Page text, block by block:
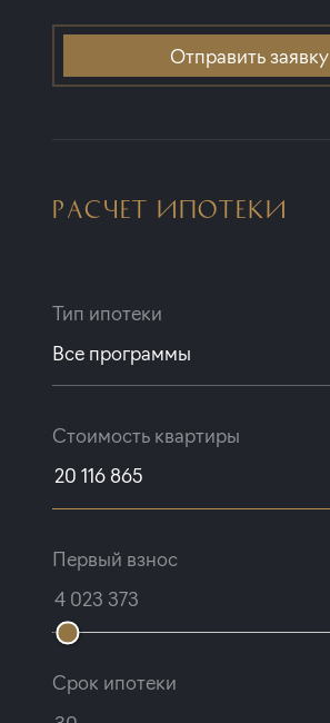
Отправить заявку
РАСЧЕТ ИПОТЕКИ
Тип ипотеки
Все программы
Стоимость квартиры
Первый взнос
Срок ипотеки